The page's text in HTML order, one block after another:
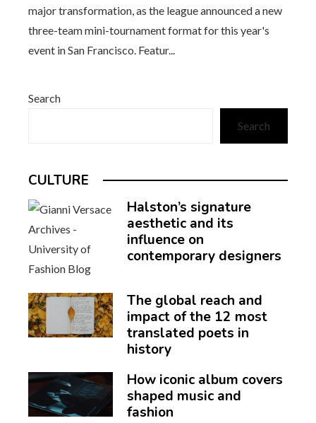
major transformation, as the league announced a new
three-team mini-tournament format for this year's
event in San Francisco. Featur...
Search
Search
CULTURE
Halston’s signature
aesthetic and its
influence on
contemporary designers
The global reach and
impact of the 12 most
translated poets in
history
How iconic album covers
shaped music and
fashion